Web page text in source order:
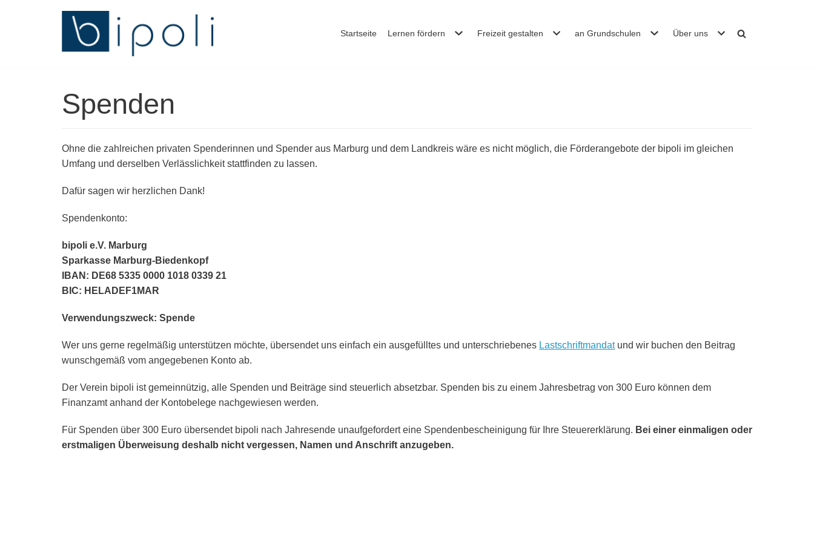
Startseite Lernen fördern Freizeit gestalten an Grundschulen Über uns
Spenden
Ohne die zahlreichen privaten Spenderinnen und Spender aus Marburg und dem Landkreis wäre es nicht möglich, die Förderangebote der bipoli im gleichen
Umfang und derselben Verlässlichkeit stattfinden zu lassen.
Dafür sagen wir herzlichen Dank!
Spendenkonto:
bipoli e.V. Marburg
Sparkasse Marburg-Biedenkopf
IBAN: DE68 5335 0000 1018 0339 21
BIC: HELADEF1MAR
Verwendungszweck: Spende
Wer uns gerne regelmäßig unterstützen möchte, übersendet uns einfach ein ausgefülltes und unterschriebenes Lastschriftmandatund wir buchen den Beitrag
wunschgemäß vom angegebenen Konto ab.
Der Verein bipoli ist gemeinnützig, alle Spenden und Beiträge sind steuerlich absetzbar. Spenden bis zu einem Jahresbetrag von 300 Euro können dem
Finanzamt anhand der Kontobelege nachgewiesen werden.
Für Spenden über 300 Euro übersendet bipoli nach Jahresende unaufgefordert eine Spendenbescheinigung für Ihre Steuererklärung. Bei einer einmaligen oder
erstmaligen Überweisung deshalb nicht vergessen, Namen und Anschrift anzugeben.